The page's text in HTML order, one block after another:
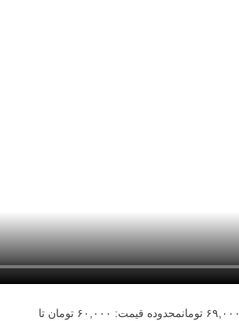
۶۹,۰۰۰ تومان
محدوده قیمت: ۶۰,۰۰۰ تومان تا